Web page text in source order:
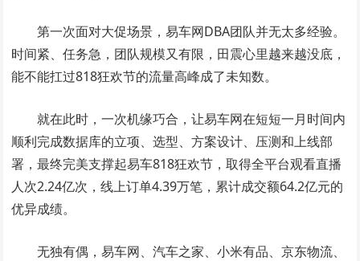
第一次面对大促场景，易车网DBA团队并无太多经验。
时间紧、任务急，团队规模又有限，田震心里越来越没底，
能不能扛过818狂欢节的流量高峰成了未知数。
就在此时，一次机缘巧合，让易车网在短短一月时间内
顺利完成数据库的立项、选型、方案设计、压测和上线部
署，最终完美支撑起易车818狂欢节，取得全平台观看直播
人次2.24亿次，线上订单4.39万笔，累计成交额64.2亿元的
优异成绩。
无独有偶，易车网、汽车之家、小米有品、京东物流、